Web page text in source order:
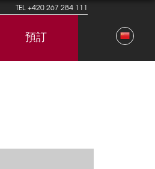
TEL+420 267 284 111
預訂